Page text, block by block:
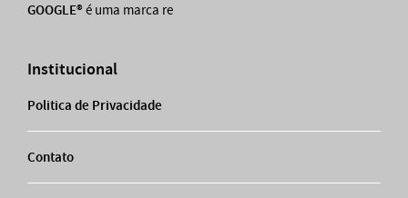
GOOGLE®é uma marca re
Institucional
Politica de Privacidade
Contato